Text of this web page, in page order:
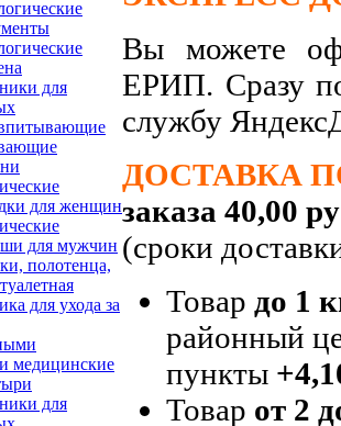
для
для женщин
для мужчин
полотенца,
для ухода за
медицинские
для
Вы можете
ЕРИП. Сразу
службу
ДОСТАВКА
заказа 40,00
(сроки
Товар до 1
районный
пункты
Товар от 2